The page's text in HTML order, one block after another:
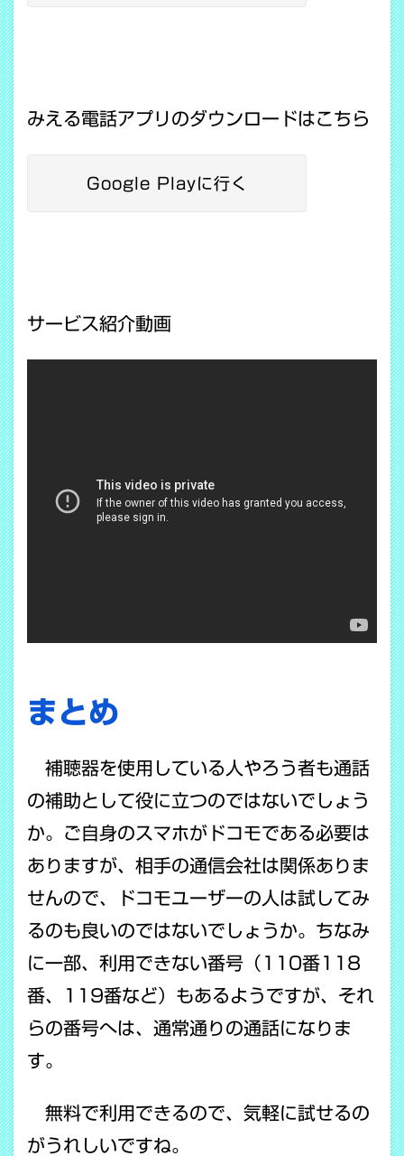
みえる電話アプリのダウンロードはこちら
Google Playに行く
サービス紹介動画
まとめ
補聴器を使用している人やろう者も通話
の補助として役に立つのではないでしょう
か。ご自身のスマホがドコモである必要は
ありますが、相手の通信会社は関係ありま
せんので、ドコモユーザーの人は試してみ
るのも良いのではないでしょうか。ちなみ
に一部、利用できない番号（110番118
番、119番など）もあるようですが、それ
らの番号へは、通常通りの通話になりま
す。
無料で利用できるので、気軽に試せるの
がうれしいですね。